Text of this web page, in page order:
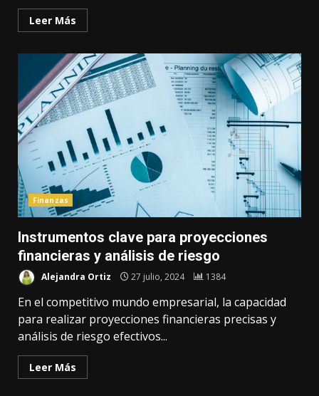
Leer Más
Finanzas
Instrumentos clave para proyecciones
financieras y análisis de riesgo
Alejandra Ortiz 27 julio, 2024 1384
En el competitivo mundo empresarial, la capacidad
para realizar proyecciones financieras precisas y
análisis de riesgo efectivos...
Leer Más